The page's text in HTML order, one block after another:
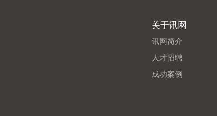
关于讯网
讯网简介
人才招聘
成功案例